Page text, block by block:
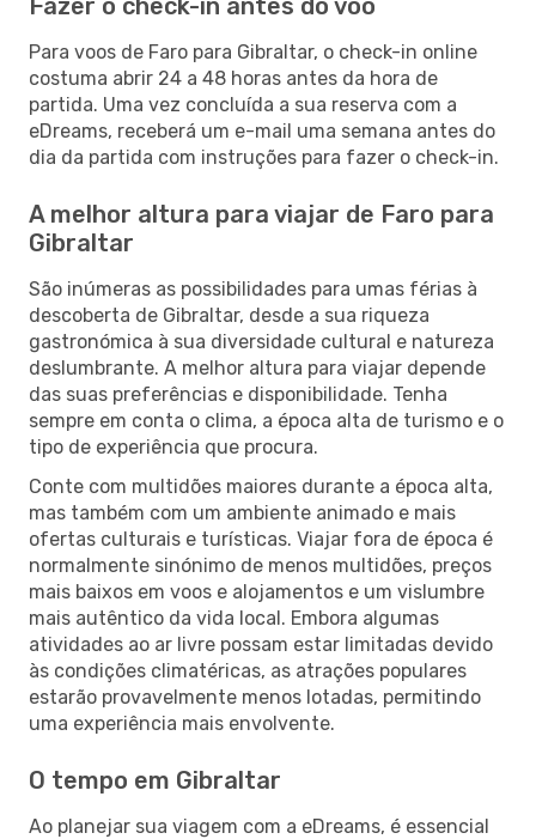
Fazer o check-in antes do voo
Para voos de Faro para Gibraltar, o check-in online
costuma abrir 24 a 48 horas antes da hora de
partida. Uma vez concluída a sua reserva com a
eDreams, receberá um e-mail uma semana antes do
dia da partida com instruções para fazer o check-in.
A melhor altura para viajar de Faro para
Gibraltar
São inúmeras as possibilidades para umas férias à
descoberta de Gibraltar, desde a sua riqueza
gastronómica à sua diversidade cultural e natureza
deslumbrante. A melhor altura para viajar depende
das suas preferências e disponibilidade. Tenha
sempre em conta o clima, a época alta de turismo e o
tipo de experiência que procura.
Conte com multidões maiores durante a época alta,
mas também com um ambiente animado e mais
ofertas culturais e turísticas. Viajar fora de época é
normalmente sinónimo de menos multidões, preços
mais baixos em voos e alojamentos e um vislumbre
mais autêntico da vida local. Embora algumas
atividades ao ar livre possam estar limitadas devido
às condições climatéricas, as atrações populares
estarão provavelmente menos lotadas, permitindo
uma experiência mais envolvente.
O tempo em Gibraltar
Ao planejar sua viagem com a eDreams, é essencial